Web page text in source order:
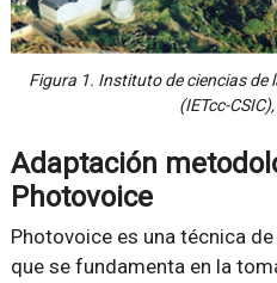
Figura 1. Instituto de ciencias de
(IETcc-
Adaptación
Photovoice
Photovoice es una técnica
que se fundamenta en la